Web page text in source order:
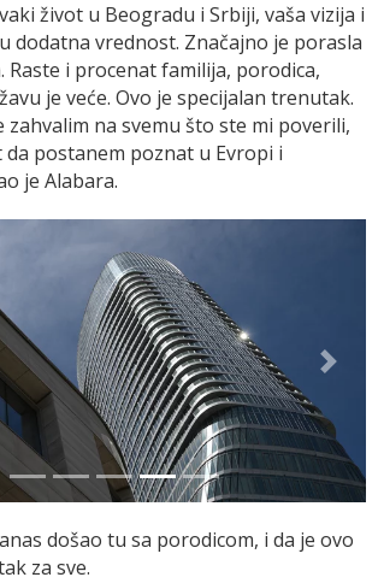
život u Beogradu i Srbiji, vaša vizija i
dodatna vrednost. Značajno je porasla
Raste i procenat familija, porodica,
je veće. Ovo je specijalan trenutak.
zahvalim na svemu što ste mi poverili,
postanem poznat u Evropi i
je Alabara.
Next
došao tu sa porodicom, i da je ovo
za sve.